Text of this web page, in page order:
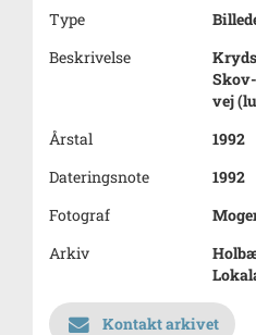
Type
Beskrivelse
Skov-
vej
Årstal
1992
Dateringsnote
1992
Fotograf
Arkiv
Kontakt arkivet